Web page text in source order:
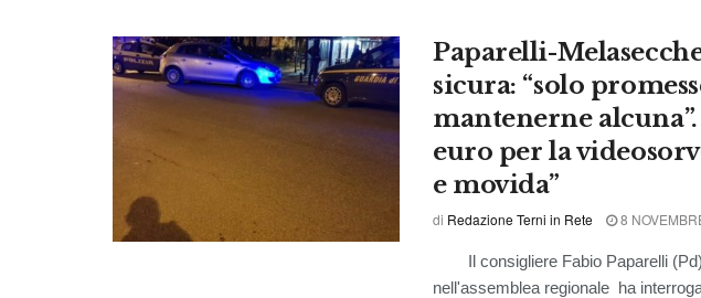
Paparelli-
sicura: “solo
mantenerne
euro per la
e movida”
di Redazione Terni in Rete 8
Il consigliere Fabio Paparelli (Pd)
nell'assemblea regionale ha